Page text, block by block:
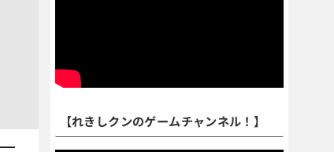
【れきしクンのゲームチャンネル！】